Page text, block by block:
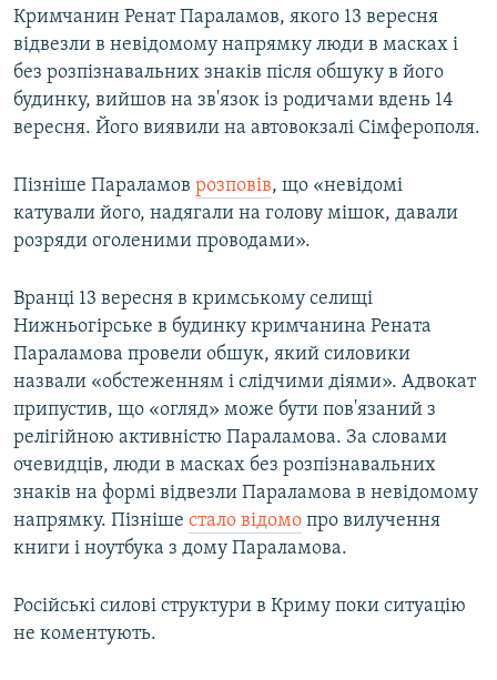
Кримчанин Ренат Параламов, якого 13 вересня
відвезли в невідомому напрямку люди в масках і
без розпізнавальних знаків після обшуку в його
будинку, вийшов на зв'язок із родичами вдень 14
вересня. Його виявили на автовокзалі Сімферополя.
Пізніше Параламов розповів, що «невідомі
катували його, надягали на голову мішок, давали
розряди оголеними проводами».
Вранці 13 вересня в кримському селищі
Нижньогірське в будинку кримчанина Рената
Параламова провели обшук, який силовики
назвали «обстеженням і слідчими діями». Адвокат
припустив, що «огляд» може бути пов'язаний з
релігійною активністю Параламова. За словами
очевидців, люди в масках без розпізнавальних
знаків на формі відвезли Параламова в невідомому
напрямку. Пізніше стало відомо про вилучення
книги і ноутбука з дому Параламова.
Російські силові структури в Криму поки ситуацію
не коментують.